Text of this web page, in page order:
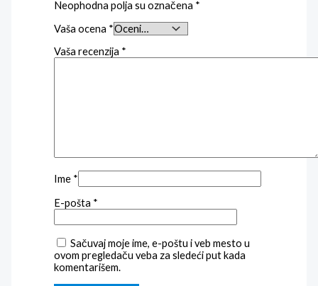
Neophodna polja su označena *
Vaša ocena *
Vaša recenzija *
Ime *
E-pošta *
Sačuvaj moje ime, e-poštu i veb mesto u
ovom pregledaču veba za sledeći put kada
komentarišem.